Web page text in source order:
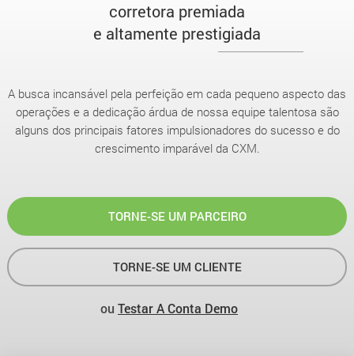
corretora premiada
e altamente prestigiada
A busca incansável pela perfeição em cada pequeno aspecto das
operações e a dedicação árdua de nossa equipe talentosa são
alguns dos principais fatores impulsionadores do sucesso e do
crescimento imparável da CXM.
TORNE-SE UM PARCEIRO
TORNE-SE UM CLIENTE
ou Testar A Conta Demo